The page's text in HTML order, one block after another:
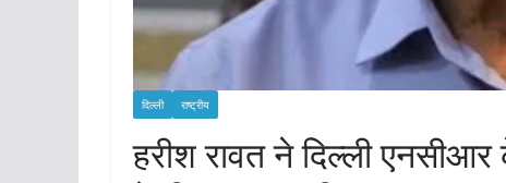
दिल्ली राष्ट्रीय
हरीश रावत ने दिल्ली